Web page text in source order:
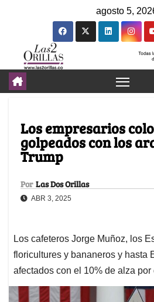
agosto 5,
Los empresarios
golpeados con los
Trump
Por Las Dos Orillas
ABR 3, 2025
Los cafeteros Jorge Muñoz, los
floricultures y bananeros y hasta
afectados con el 10% de alza por